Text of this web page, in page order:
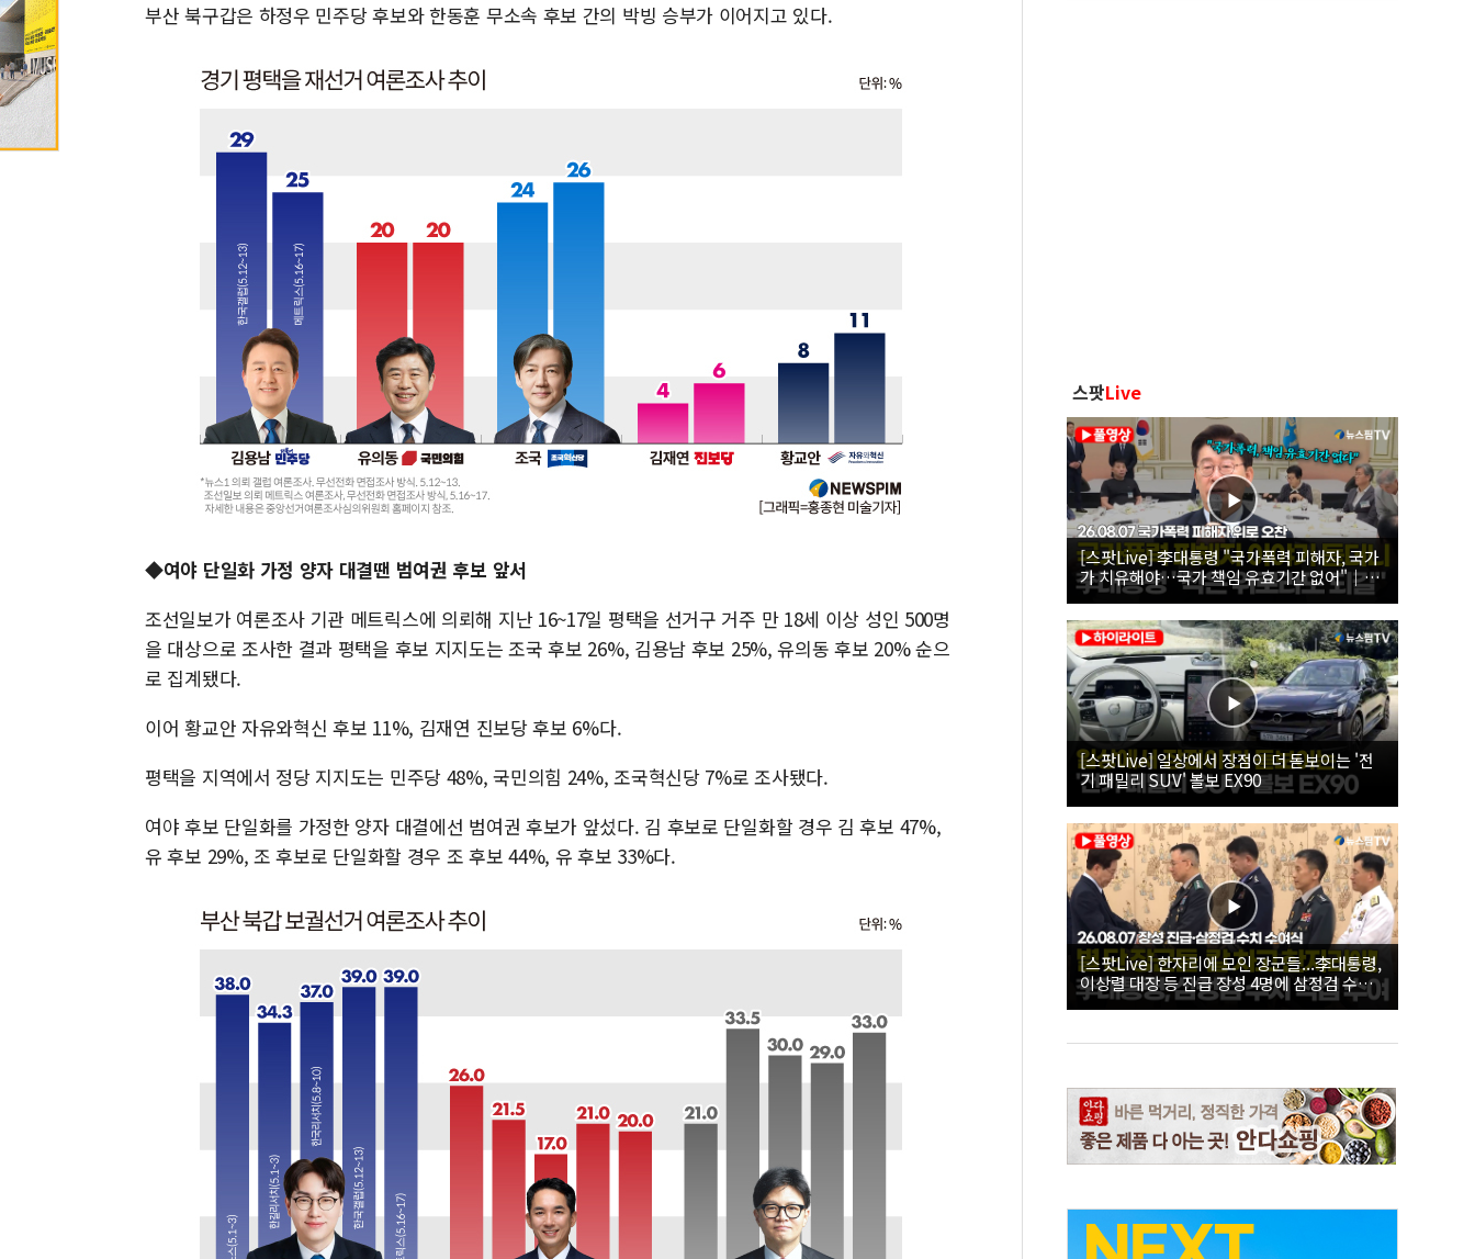
부산 북구갑은 하정우 민주당 후보와 한동훈 무소속 후보 간의 박빙 승부가 이어지고 있다.
◆여야 단일화 가정 양자 대결땐 범여권 후보 앞서
조선일보가 여론조사 기관 메트릭스에 의뢰해 지난 16~17일 평택을 선거구 거주 만 18세 이상 성인 500명
을 대상으로 조사한 결과 평택을 후보 지지도는 조국 후보 26%, 김용남 후보 25%, 유의동 후보 20% 순으
로 집계됐다.
이어 황교안 자유와혁신 후보 11%, 김재연 진보당 후보 6%다.
평택을 지역에서 정당 지지도는 민주당 48%, 국민의힘 24%, 조국혁신당 7%로 조사됐다.
여야 후보 단일화를 가정한 양자 대결에선 범여권 후보가 앞섰다. 김 후보로 단일화할 경우 김 후보 47%,
유 후보 29%, 조 후보로 단일화할 경우 조 후보 44%, 유 후보 33%다.
스팟Live
[스팟Live] 李대통령 "국가폭력 피해자, 국가
가 치유해야…국가 책임 유효기간 없어"｜
26.08.07 국가폭력 피해자 위로 오찬
[스팟Live] 일상에서 장점이 더 돋보이는 '전
기 패밀리 SUV' 볼보 EX90
[스팟Live] 한자리에 모인 장군들...李대통령,
이상렬 대장 등 진급 장성 4명에 삼정검 수치
직접 수여｜26.08.07 장성 진급·삼정검 수치